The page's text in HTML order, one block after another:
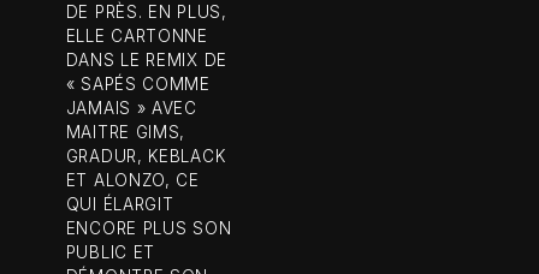
DE PRÈS. EN PLUS,
ELLE CARTONNE
DANS LE REMIX DE
« SAPÉS COMME
JAMAIS » AVEC
MAITRE GIMS,
GRADUR, KEBLACK
ET ALONZO, CE
QUI ÉLARGIT
ENCORE PLUS SON
PUBLIC ET